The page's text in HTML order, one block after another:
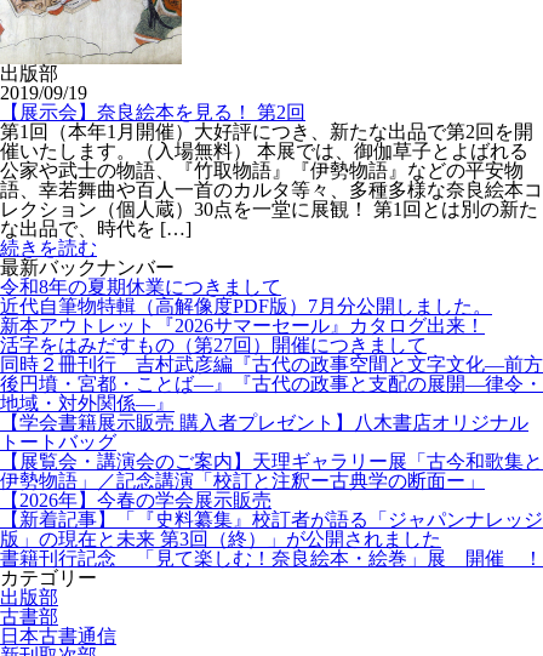
出版部
2019/09/19
【展示会】奈良絵本を見る！ 第2回
第1回（本年1月開催）大好評につき、新たな出品で第2回を開
催いたします。（入場無料） 本展では、御伽草子とよばれる
公家や武士の物語、『竹取物語』『伊勢物語』などの平安物
語、幸若舞曲や百人一首のカルタ等々、多種多様な奈良絵本コ
レクション（個人蔵）30点を一堂に展観！ 第1回とは別の新た
な出品で、時代を […]
続きを読む
最新バックナンバー
令和8年の夏期休業につきまして
近代自筆物特輯（高解像度PDF版）7月分公開しました。
新本アウトレット『2026サマーセール』カタログ出来！
活字をはみだすもの（第27回）開催につきまして
同時２冊刊行 吉村武彦編『古代の政事空間と文字文化—前方
後円墳・宮都・ことば—』『古代の政事と支配の展開—律令・
地域・対外関係—』
【学会書籍展示販売 購入者プレゼント】八木書店オリジナル
トートバッグ
【展覧会・講演会のご案内】天理ギャラリー展「古今和歌集と
伊勢物語」／記念講演「校訂と注釈ー古典学の断面ー」
【2026年】今春の学会展示販売
【新着記事】「『史料纂集』校訂者が語る「ジャパンナレッジ
版」の現在と未来 第3回（終）」が公開されました
書籍刊行記念 「見て楽しむ！奈良絵本・絵巻」展 開催 ！
カテゴリー
出版部
古書部
日本古書通信